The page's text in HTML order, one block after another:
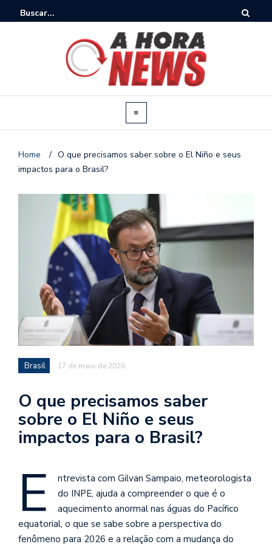
Home / O que precisamos saber sobre o El Niño e seus
impactos para o Brasil?
Brasil 17 de maio de 2026
O que precisamos saber
sobre o El Niño e seus
impactos para o Brasil?
E
ntrevista com Gilvan Sampaio, meteorologista
do INPE, ajuda a compreender o que é o
aquecimento anormal nas águas do Pacífico
equatorial, o que se sabe sobre a perspectiva do
fenômeno para 2026 e a relação com a mudança do